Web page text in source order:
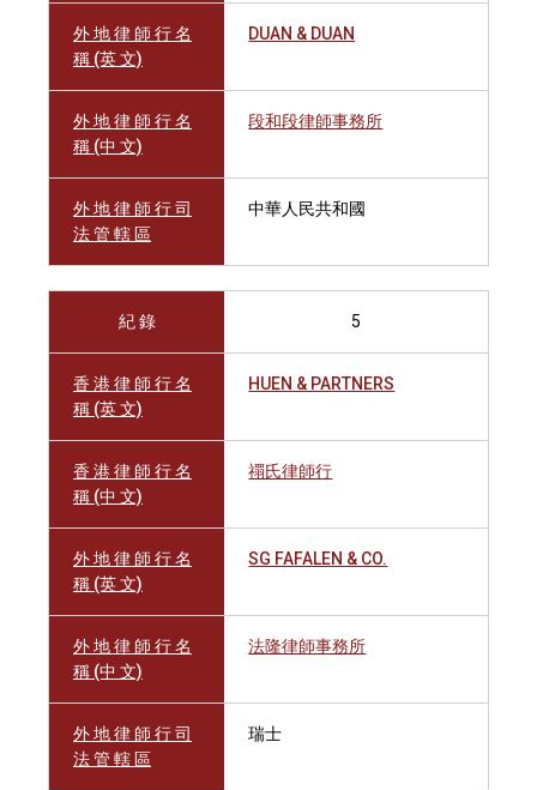
外 地 律 師 行 名
稱 (英 文)
DUAN & DUAN
外 地 律 師 行 名
稱 (中 文)
段和段律師事務所
外 地 律 師 行 司
法 管 轄 區
中華人民共和國
紀 錄 5
香 港 律 師 行 名
稱 (英 文)
HUEN & PARTNERS
香 港 律 師 行 名
稱 (中 文)
禤氏律師行
外 地 律 師 行 名
稱 (英 文)
SG FAFALEN & CO.
外 地 律 師 行 名
稱 (中 文)
法隆律師事務所
外 地 律 師 行 司
法 管 轄 區
瑞士